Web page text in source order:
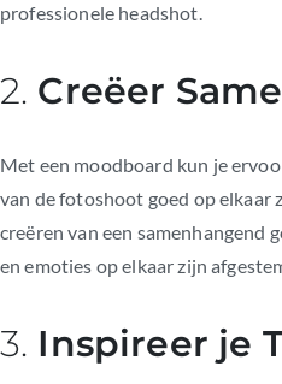
professionele headshot.
2. Creëer
Met een moodboard kun je
van de fotoshoot goed op elkaar
creëren van een samenhangend
en emoties op elkaar zijn
3. Inspireer je